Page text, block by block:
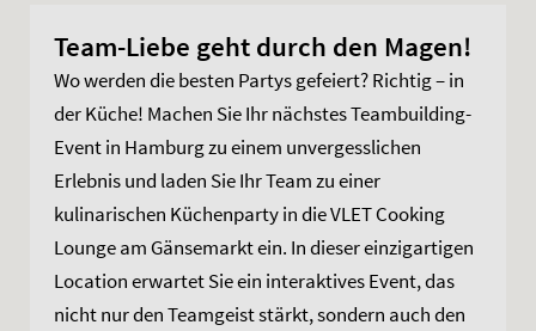
Team-Liebe geht durch den Magen!
Wo werden die besten Partys gefeiert? Richtig – in
der Küche! Machen Sie Ihr nächstes Teambuilding-
Event in Hamburg zu einem unvergesslichen
Erlebnis und laden Sie Ihr Team zu einer
kulinarischen Küchenparty in die VLET Cooking
Lounge am Gänsemarkt ein. In dieser einzigartigen
Location erwartet Sie ein interaktives Event, das
nicht nur den Teamgeist stärkt, sondern auch den